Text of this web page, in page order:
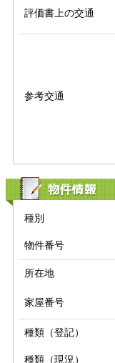
評価書上の交通
参考交通
物件情報
種別
物件番号
所在地
家屋番号
種類（登記）
種類（現況）